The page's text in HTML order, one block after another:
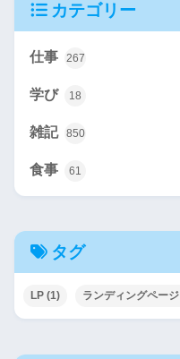
カテゴリー
仕事 267
学び 18
雑記 850
食事 61
タグ
LP (1) ランディングページ